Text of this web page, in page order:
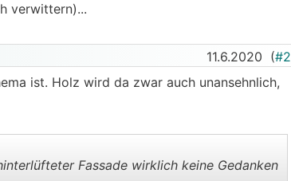
verwittern)...
11.6.2020 (#2
ist. Holz wird da zwar auch unansehnlich,
Fassade wirklich keine Gedanken